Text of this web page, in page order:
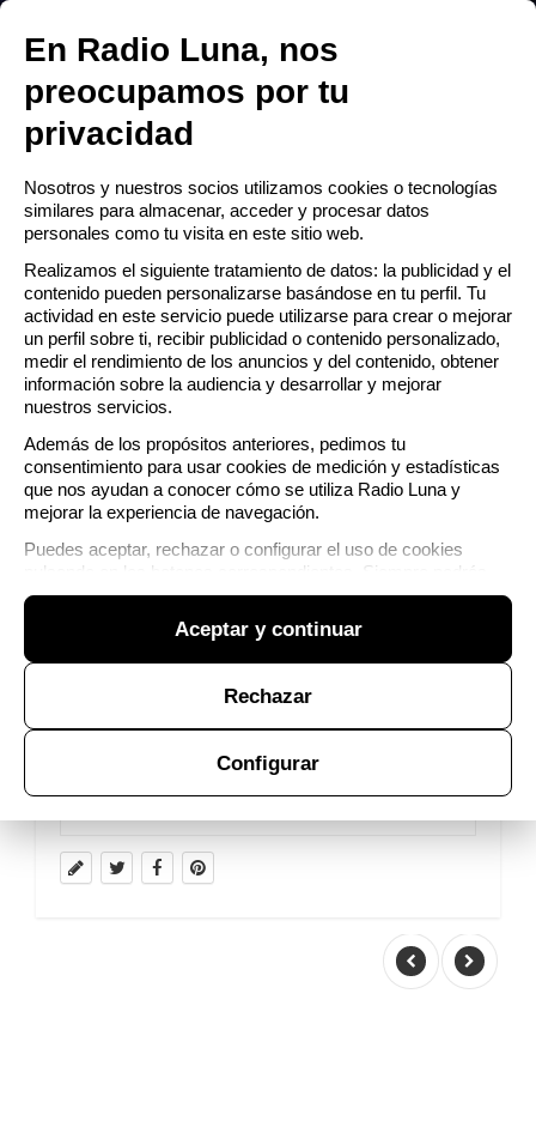
En Radio Luna, nos
preocupamos por tu
privacidad
Nosotros y nuestros socios utilizamos cookies o tecnologías
similares para almacenar, acceder y procesar datos
personales como tu visita en este sitio web.
Realizamos el siguiente tratamiento de datos: la publicidad y el
contenido pueden personalizarse basándose en tu perfil. Tu
actividad en este servicio puede utilizarse para crear o mejorar
un perfil sobre ti, recibir publicidad o contenido personalizado,
medir el rendimiento de los anuncios y del contenido, obtener
información sobre la audiencia y desarrollar y mejorar
nuestros servicios.
Además de los propósitos anteriores, pedimos tu
consentimiento para usar cookies de medición y estadísticas
que nos ayudan a conocer cómo se utiliza Radio Luna y
mejorar la experiencia de navegación.
Puedes aceptar, rechazar o configurar el uso de cookies
pulsando en los botones correspondientes. Siempre podrás
modificar tu elección desde laPolítica de cookies.
Aceptar y continuar
Rechazar
Configurar
men
ú
MENÚ
"La Gramola"